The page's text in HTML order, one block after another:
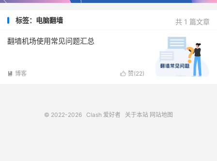
共 1 篇文章
标签：电脑翻墙
翻墙机场使用常见问题汇总
 赞(22)
 博客
© 2022-2026 Clash 爱好者 关于本站 网站地图